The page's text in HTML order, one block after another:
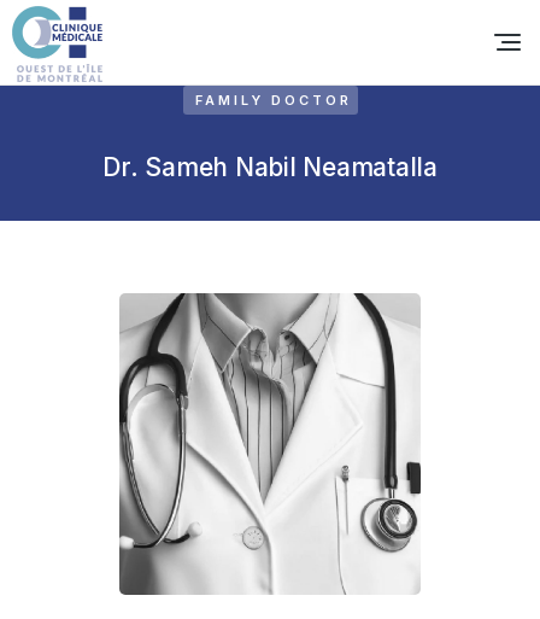
FAMILY DOCTOR
Dr. Sameh Nabil Neamatalla